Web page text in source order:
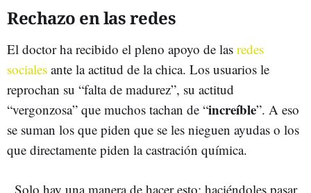
Rechazo en las redes
El doctor ha recibido el pleno apoyo de las redes
sociales ante la actitud de la chica. Los usuarios le
reprochan su “falta de madurez”, su actitud
“vergonzosa” que muchos tachan de “increíble”. A eso
se suman los que piden que se les nieguen ayudas o los
que directamente piden la castración química.
Solo hay una manera de hacer esto: haciéndoles pasar